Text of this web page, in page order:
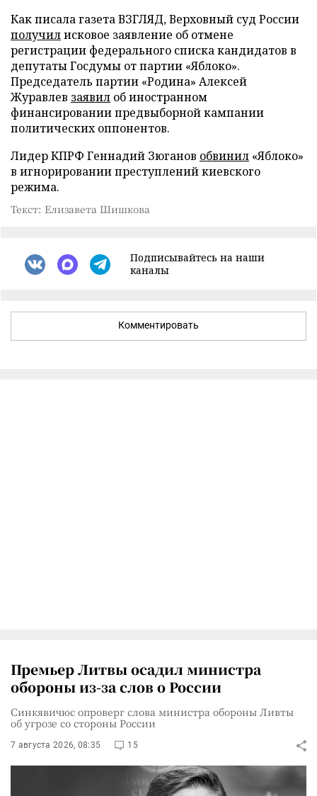
Как писала газета ВЗГЛЯД, Верховный суд России
получилисковое заявление об отмене
регистрации федерального списка кандидатов в
депутаты Госдумы от партии «Яблоко».
Председатель партии «Родина» Алексей
Журавлев заявил об иностранном
финансировании предвыборной кампании
политических оппонентов.
Лидер КПРФ Геннадий Зюганов обвинил «Яблоко»
в игнорировании преступлений киевского
режима.
Текст: Елизавета Шишкова
Подписывайтесь на наши
каналы
Комментировать
Премьер Литвы осадил министра
обороны из-за слов о России
Синкявичюс опроверг слова министра обороны Ливты
об угрозе со стороны России
7 августа 2026, 08:35 15